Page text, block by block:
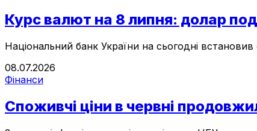
Курс валют на 8 липня: долар
Національний банк України на сьогодні
08.07.2026
Фінанси
Споживчі ціни в червні